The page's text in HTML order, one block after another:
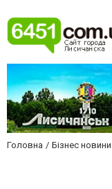
Головна Бізнес новини